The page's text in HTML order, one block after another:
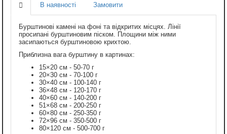
В наявності Замовити
Бурштинові камені на фоні та відкритих місцях. Лінії
просипані бурштиновим піском. Площини між ними
засипаються бурштиновою крихтою.
Приблизна вага бурштину в картинах:
15×20 см - 50-70 г
20×30 см - 70-100 г
30×40 см - 100-140 г
36×48 см - 120-170 г
40×60 см - 140-200 г
51×68 см - 200-250 г
60×80 см - 250-350 г
72×96 см - 350-500 г
80×120 см - 500-700 г